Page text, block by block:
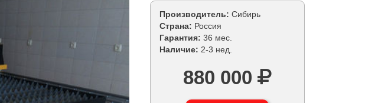
Производитель: Сибирь
Страна: Россия
Гарантия: 36 мес.
Наличие: 2-3 нед.
880 000